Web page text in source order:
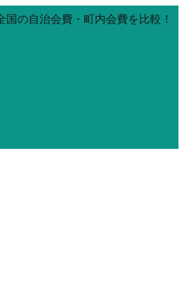
国の自治会費・町内会費を比較！